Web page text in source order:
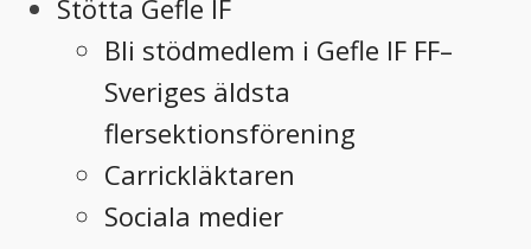
Stötta Gefle IF
Bli stödmedlem i Gefle IF FF–
Sveriges äldsta
flersektionsförening
Carrickläktaren
Sociala medier